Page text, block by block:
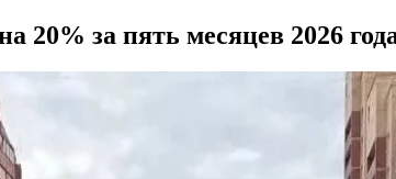
20% за пять месяцев 2026